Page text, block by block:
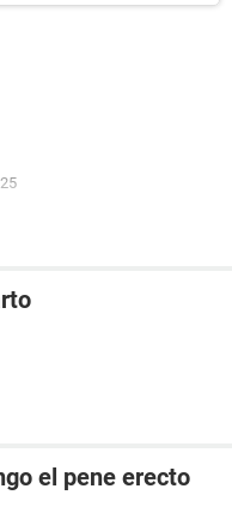
el pene erecto